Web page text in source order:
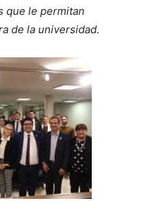
que le permitan
de la universidad.